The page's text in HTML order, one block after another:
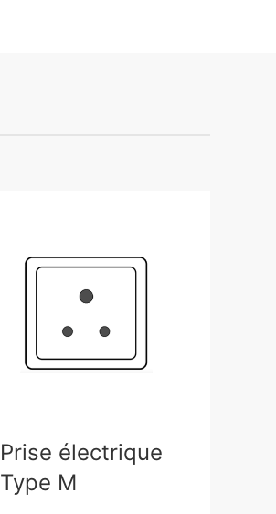
Prise électrique
Type M